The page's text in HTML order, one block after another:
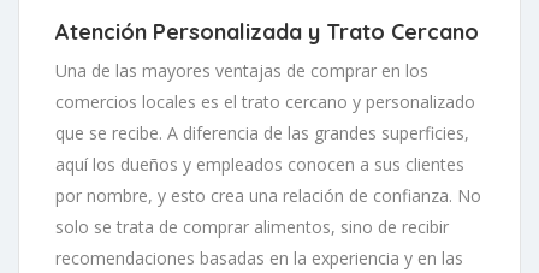
Atención Personalizada y Trato Cercano
Una de las mayores ventajas de comprar en los
comercios locales es el trato cercano y personalizado
que se recibe. A diferencia de las grandes superficies,
aquí los dueños y empleados conocen a sus clientes
por nombre, y esto crea una relación de confianza. No
solo se trata de comprar alimentos, sino de recibir
recomendaciones basadas en la experiencia y en las